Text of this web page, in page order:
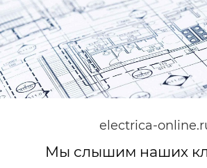
electrica-
Мы слышим наших